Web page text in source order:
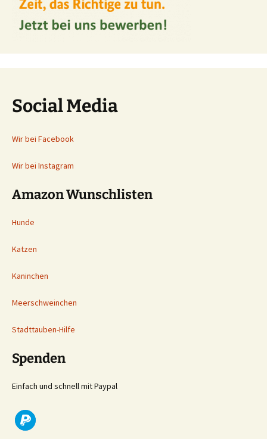
Social Media
Wir bei Facebook
Wir bei Instagram
Amazon Wunschlisten
Hunde
Katzen
Kaninchen
Meerschweinchen
Stadttauben-Hilfe
Spenden
Einfach und schnell mit Paypal